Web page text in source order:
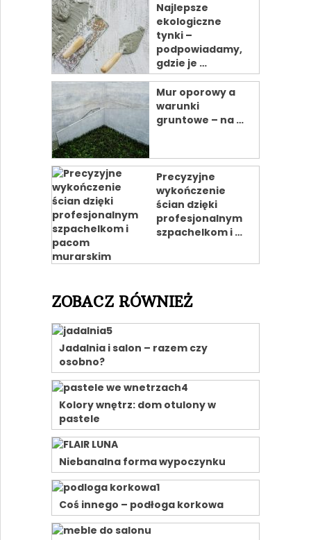
Najlepsze
ekologiczne
tynki –
podpowiadamy,
gdzie je …
Mur oporowy a
warunki
gruntowe – na …
Precyzyjne
wykończenie
ścian dzięki
profesjonalnym
szpachelkom i …
ZOBACZ RÓWNIEŻ
Jadalnia i salon – razem czy
osobno?
Kolory wnętrz: dom otulony w
pastele
Niebanalna forma wypoczynku
Coś innego – podłoga korkowa